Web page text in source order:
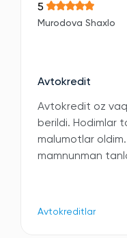
5
Murodova Shaxlo
Avtokredit
Avtokredit oz
berildi. Hodimlar
malumotlar
mamnunman
Avtokreditlar